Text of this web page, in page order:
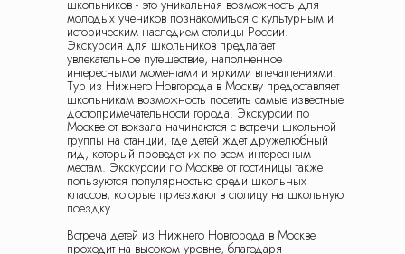
школьников - это уникальная возможность для
молодых учеников познакомиться с культурным и
историческим наследием столицы России.
Экскурсия для школьников предлагает
увлекательное путешествие, наполненное
интересными моментами и яркими впечатлениями.
Тур из Нижнего Новгорода в Москву предоставляет
школьникам возможность посетить самые известные
достопримечательности города. Экскурсии по
Москве от вокзала начинаются с встречи школьной
группы на станции, где детей ждет дружелюбный
гид, который проведет их по всем интересным
местам. Экскурсии по Москве от гостиницы также
пользуются популярностью среди школьных
классов, которые приезжают в столицу на школьную
поездку.
Встреча детей из Нижнего Новгорода в Москве
проходит на высоком уровне, благодаря
Рекомендованные
Заказ трансфера
Создание экскурсий на вашей площадке
6 класс
7 класс
8 класс
9 класс
10 класс
11 класс